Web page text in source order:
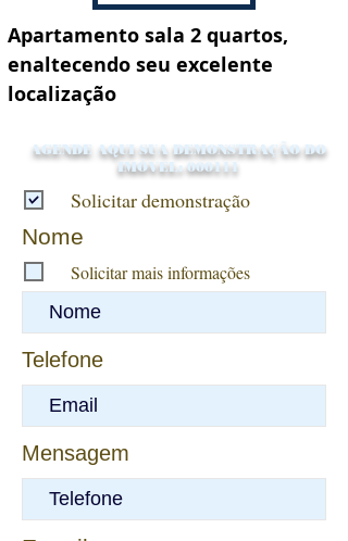
Apartamento sala 2 quartos,
enaltecendo seu excelente
localização
AGENDE AQUI SUA DEMONSTRAÇÃO DO
IMÓVEL: 000111
Solicitar demonstração
Nome
Solicitar mais informações
Telefone
Mensagem